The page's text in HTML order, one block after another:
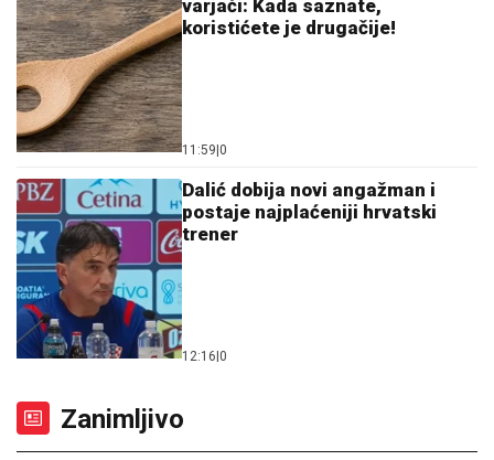
Међународна ТИД регата стигла у Кладово:
Веслачки караван наставља пут ка Црном мору
06. 08. 2026 11:27
неприступачном терену, десетине ватрогасаца на
терену